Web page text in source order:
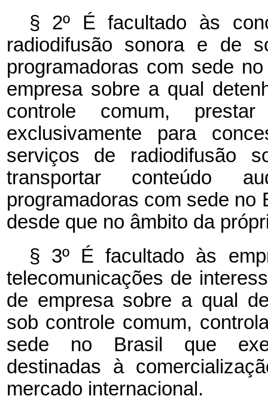
§ 2º É facultado às
radiodifusão sonora e de
programadoras com sede
empresa sobre a qual
controle comum,
exclusivamente para
serviços de radiodifusão
transportar conteúdo
programadoras com sede no
desde que no âmbito da
§ 3º É facultado às
telecomunicações de
de empresa sobre a qual
sob controle comum,
sede no Brasil que
destinadas à
mercado internacional.